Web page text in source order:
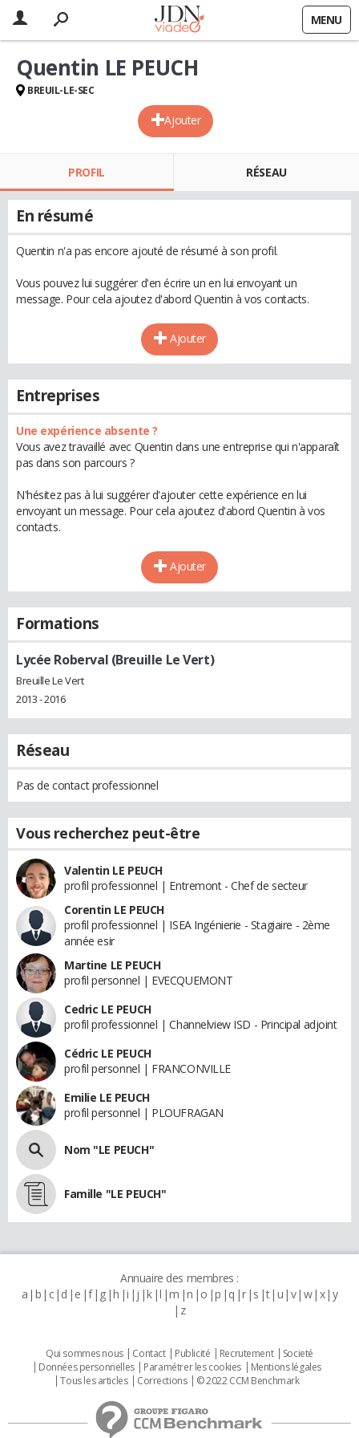
MENU
Ajouter
Quentin LE PEUCH
BREUIL-LE-SEC
PROFIL RÉSEAU
En résumé
Quentin n'a pas encore ajouté de résumé à son profil.
Vous pouvez lui suggérer d'en écrire un en lui envoyant un
message. Pour cela ajoutez d'abord Quentin à vos contacts.
Ajouter
Entreprises
Une expérience absente ?
Vous avez travaillé avec Quentin dans une entreprise qui n'apparaît
pas dans son parcours ?
N'hésitez pas à lui suggérer d'ajouter cette expérience en lui
envoyant un message. Pour cela ajoutez d'abord Quentin à vos
contacts.
Ajouter
Formations
Lycée Roberval (Breuille Le Vert)
Breuille Le Vert
2013 - 2016
Réseau
Pas de contact professionnel
Vous recherchez peut-être
Valentin LE PEUCH
profil professionnel | Entremont - Chef de secteur
Corentin LE PEUCH
profil professionnel | ISEA Ingénierie - Stagiaire - 2ème
année esir
Martine LE PEUCH
profil personnel | EVECQUEMONT
Cedric LE PEUCH
profil professionnel | Channelview ISD - Principal adjoint
Cédric LE PEUCH
profil personnel | FRANCONVILLE
Emilie LE PEUCH
profil personnel | PLOUFRAGAN
Nom "LE PEUCH"
Famille "LE PEUCH"
Annuaire des membres :
a b c d e f g h i j k l m n o p q r s t u v w x y
z
Qui sommes nous Contact Publicité Recrutement
Societé
Données personnelles
Paramétrer les cookies
Mentions légales
Tous les articles
Corrections © 2022 CCM Benchmark